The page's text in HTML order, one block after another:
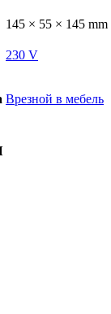
145 × 55 × 145 mm
230 V
Врезной в мебель